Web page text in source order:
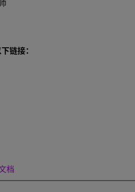
链接：
档